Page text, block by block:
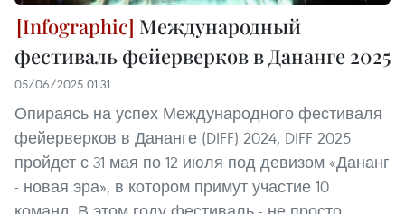
Международный
фестиваль фейерверков в Дананге 2025
05/06/2025 01:31
Опираясь на успех Международного фестиваля
фейерверков в Дананге (DIFF) 2024, DIFF 2025
пройдет с 31 мая по 12 июля под девизом «Дананг
- новая эра», в котором примут участие 10